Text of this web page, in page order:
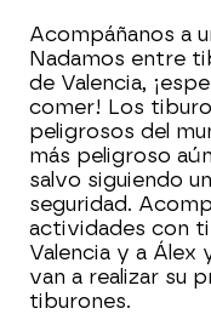
Acompáñanos a
Nadamos entre
de Valencia,
comer! Los
peligrosos del
más peligroso
salvo siguiendo
seguridad.
actividades con
Valencia y a Álex
van a realizar su
tiburones.